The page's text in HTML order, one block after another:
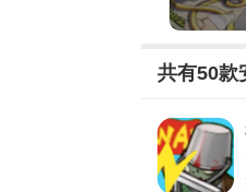
都知道
脑端还是
本，今天
共有50款